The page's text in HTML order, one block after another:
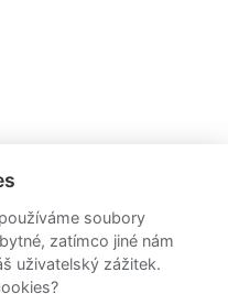
soubory
zatímco jiné nám
uživatelský zážitek.